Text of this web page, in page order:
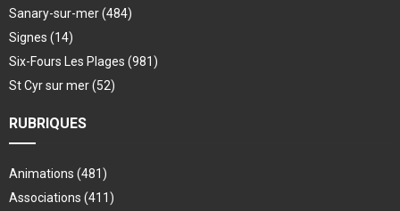
Sanary-sur-mer(484)
Signes (14)
Six-Fours Les Plages (981)
St Cyr sur mer(52)
RUBRIQUES
Animations (481)
Associations (411)